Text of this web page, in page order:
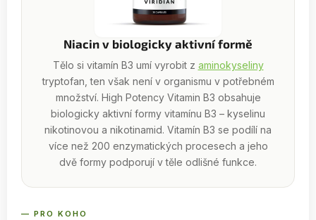
Niacin v biologicky aktivní formě
Tělo si vitamín B3 umí vyrobit z aminokyseliny
tryptofan, ten však není v organismu v potřebném
množství. High Potency Vitamin B3 obsahuje
biologicky aktivní formy vitamínu B3 – kyselinu
nikotinovou a nikotinamid. Vitamín B3 se podílí na
více než 200 enzymatických procesech a jeho
dvě formy podporují v těle odlišné funkce.
— PRO KOHO